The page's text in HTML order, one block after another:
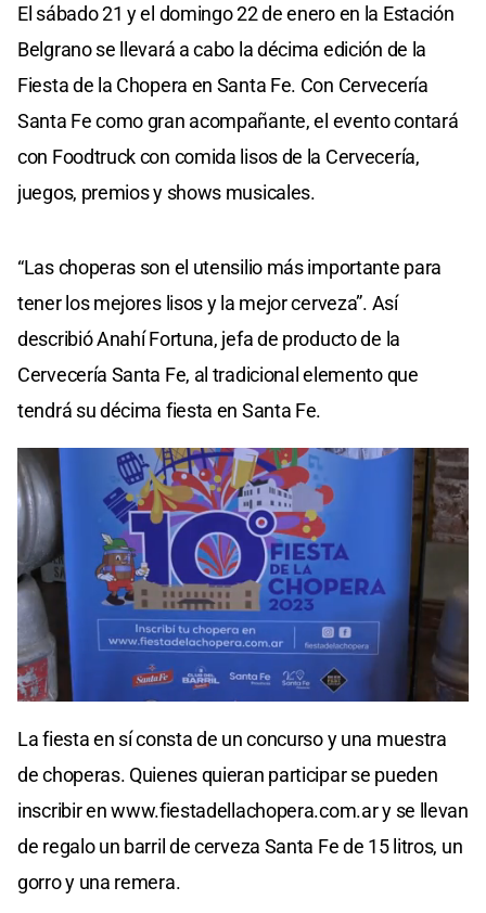
El sábado 21 y el domingo 22 de enero en la Estación
Belgrano se llevará a cabo la décima edición de la
Fiesta de la Chopera en Santa Fe. Con Cervecería
Santa Fe como gran acompañante, el evento contará
con Foodtruck con comida lisos de la Cervecería,
juegos, premios y shows musicales.
“Las choperas son el utensilio más importante para
tener los mejores lisos y la mejor cerveza”. Así
describió Anahí Fortuna, jefa de producto de la
Cervecería Santa Fe, al tradicional elemento que
tendrá su décima fiesta en Santa Fe.
La fiesta en sí consta de un concurso y una muestra
de choperas. Quienes quieran participar se pueden
inscribir en www.fiestadellachopera.com.ar y se llevan
de regalo un barril de cerveza Santa Fe de 15 litros, un
gorro y una remera.